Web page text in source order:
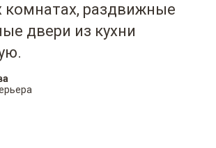
комнатах, раздвижные
двери из кухни